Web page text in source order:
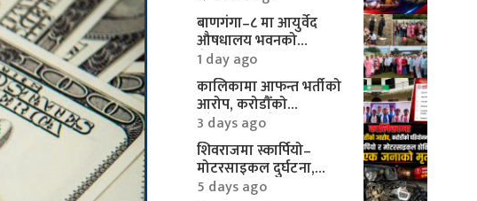
मोटरपार्ट्स बरामद
बाणगंगा–८ मा आयुर्वेद
औषधालय भवनको
शिलान्यास सम्पन्न
1 day ago
कालिकामा आफन्त भर्तीको
आरोप, करोडौँको
परियोजनामाथि गम्भीर प्रश्न
3 days ago
शिवराजमा स्कार्पियो–
मोटरसाइकल दुर्घटना,
एकको मृत्यु
5 days ago